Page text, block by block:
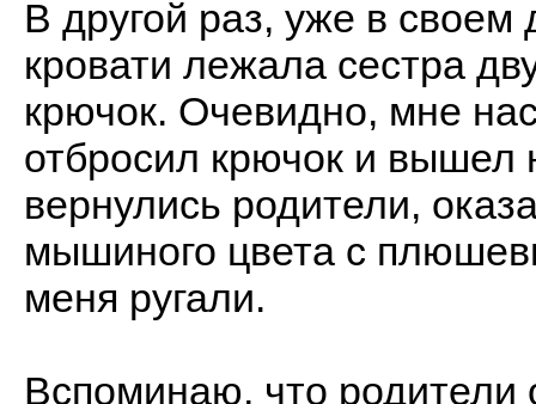
В другой раз, уже в
кровати лежала сестра
крючок. Очевидно, мне
отбросил крючок и вышел
вернулись родители,
мышиного цвета с
меня ругали.
Вспоминаю, что